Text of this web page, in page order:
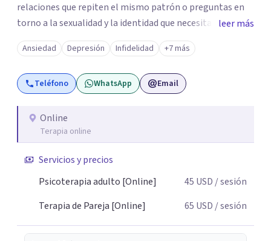
relaciones que repiten el mismo patrón o preguntas en
torno a la sexualidad y la identidad que necesitan un
espacio seguro para ser habladas. Mi orientación teórica
integra una mirada Humanista-Relacional con Terapia
Breve, donde el modo en que te vinculas ocupa un lugar
central: cómo te relacionas contigo, con las demás
psicoterapia, cuento con especialización en sexoterapia,
por lo que también acompaño temas de salud sexual,
dificultades en el deseo, intimidad, orientación o
identidad. Busco que el espacio terapéutico sea un lugar
respeto y libertad. Trabajo con objetivos claros y
realistas, sin fórmulas rígidas: combinamos profundidad
leer más
Ansiedad Depresión Infidelidad +7 más
Teléfono WhatsApp Email
Online
Terapia online
Servicios y precios
Psicoterapia adulto [Online]
45 USD / sesión
Terapia de Pareja [Online]
65 USD / sesión